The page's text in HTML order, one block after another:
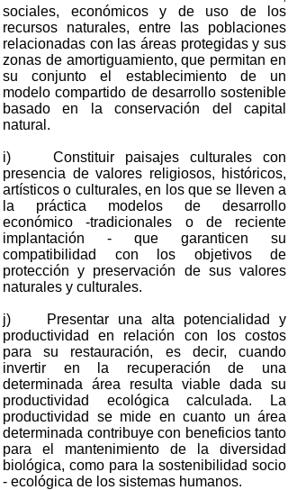
sociales, económicos y de uso de los
recursos naturales, entre las poblaciones
relacionadas con las áreas protegidas y sus
zonas de amortiguamiento, que permitan en
su conjunto el establecimiento de un
modelo compartido de desarrollo sostenible
basado en la conservación del capital
natural.
i) Constituir paisajes culturales con
presencia de valores religiosos, históricos,
artísticos o culturales, en los que se lleven a
la práctica modelos de desarrollo
económico -tradicionales o de reciente
implantación - que garanticen su
compatibilidad con los objetivos de
protección y preservación de sus valores
naturales y culturales.
j) Presentar una alta potencialidad y
productividad en relación con los costos
para su restauración, es decir, cuando
invertir en la recuperación de una
determinada área resulta viable dada su
productividad ecológica calculada. La
productividad se mide en cuanto un área
determinada contribuye con beneficios tanto
para el mantenimiento de la diversidad
biológica, como para la sostenibilidad socio
- ecológica de los sistemas humanos.